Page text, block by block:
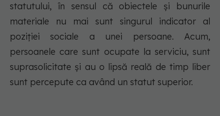
statutului, în sensul că obiectele și bunurile
materiale nu mai sunt singurul indicator al
poziției sociale a unei persoane. Acum,
persoanele care sunt ocupate la serviciu, sunt
suprasolicitate și au o lipsă reală de timp liber
sunt percepute ca având un statut superior.